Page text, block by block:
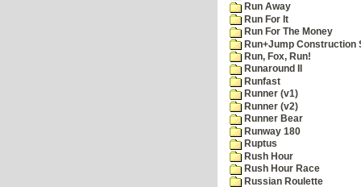
Run Away
Run For It
Run For The Money
Run+Jump Construction
Run, Fox, Run!
Runaround II
Runfast
Runner (v1)
Runner (v2)
Runner Bear
Runway 180
Ruptus
Rush Hour
Rush Hour Race
Russian Roulette